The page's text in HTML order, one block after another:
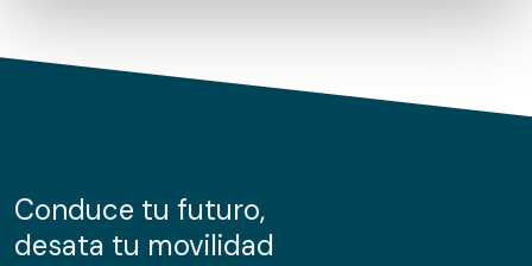
de cookies.
información sobre el uso que haga del sitio web con
nuestros partners de redes sociales, publicidad y análisis
Conduce tu futuro,
desata tu movilidad